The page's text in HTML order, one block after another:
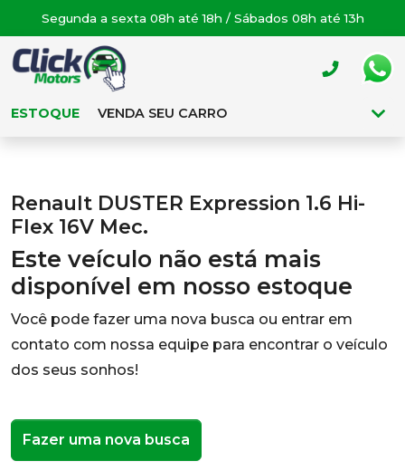
Segunda a sexta 08h até 18h / Sábados 08h até 13h
ESTOQUE VENDA SEU CARRO
Renault DUSTER Expression 1.6 Hi-
Flex 16V Mec.
Este veículo não está mais
disponível em nosso estoque
Você pode fazer uma nova busca ou entrar em
contato com nossa equipe para encontrar o veículo
dos seus sonhos!
Fazer uma nova busca